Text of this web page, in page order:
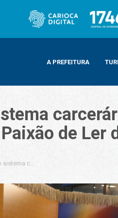
A PREFEITURA
de Ler
carcerário marcam debate